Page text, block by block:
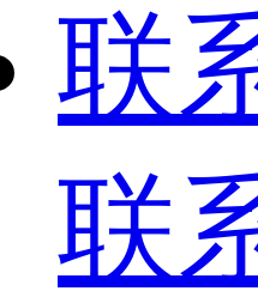
联
联